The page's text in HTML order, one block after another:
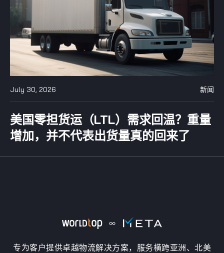
July 30, 2026 新闻
美国零担货运（LTL）需求回温？重量
增加，并不代表出货量真的回来了
专为客户提供卓越物流解决方案，服务横跨亚洲、北美